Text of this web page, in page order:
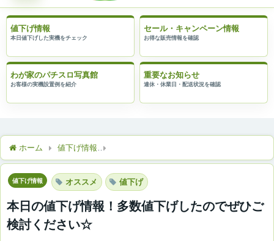
値下げ情報 セール・キャンペーン情報
わが家のパチスロ写真館 重要なお知らせ
ホーム 値下げ情報
値下げ情報 オススメ 値下げ
本日の値下げ情報！多数値下げしたのでぜひご
検討ください☆